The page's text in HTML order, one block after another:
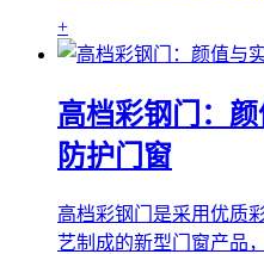
+
高档彩钢门：
防护门窗
高档彩钢门是采用优质
艺制成的新型门窗产品